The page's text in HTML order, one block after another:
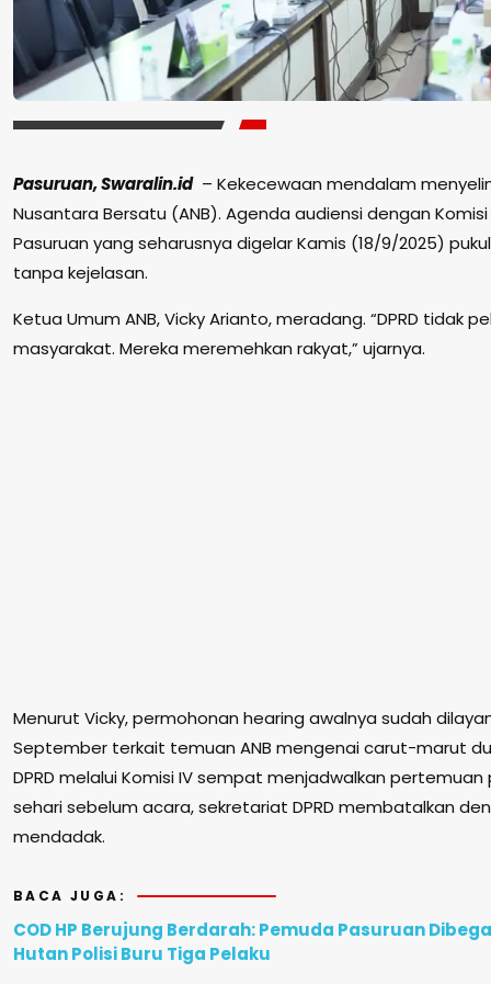
Pasuruan, Swaralin.id– Kekecewaan mendalam
Nusantara Bersatu (ANB). Agenda audiensi dengan Komisi
Pasuruan yang seharusnya digelar Kamis (18/9/2025)
tanpa kejelasan.
Ketua Umum ANB, Vicky Arianto, meradang. “DPRD tidak
masyarakat. Mereka meremehkan rakyat,” ujarnya.
Menurut Vicky, permohonan hearing awalnya sudah
September terkait temuan ANB mengenai carut-marut
DPRD melalui Komisi IV sempat menjadwalkan pertemuan
sehari sebelum acara, sekretariat DPRD membatalkan
mendadak.
BACA JUGA:
COD HP Berujung Berdarah: Pemuda Pasuruan
Hutan Polisi Buru Tiga Pelaku